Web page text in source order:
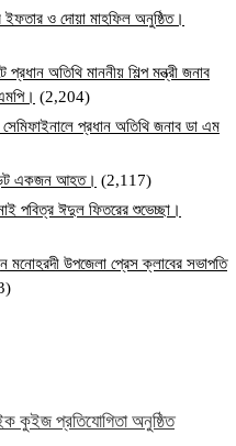
ইফতার ও দোয়া মাহফিল অনুষ্ঠিত।
প্রধান অতিথি মাননীয় শিল্প মন্ত্রী জনাব
(2,204)
সেমিফাইনালে প্রধান অতিথি জনাব ডা এম
একজন আহত। (2,117)
পবিত্র ঈদুল ফিতরের শুভেচ্ছা।
মনোহরদী উপজেলা প্রেস ক্লাবের সভাপতি
কুইজ প্রতিযোগিতা অনুষ্ঠিত